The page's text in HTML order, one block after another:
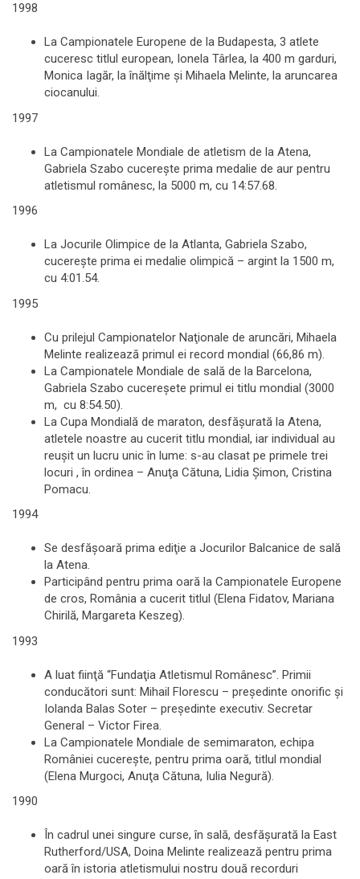
1998
La Campionatele Europene de la Budapesta, 3 atlete
cuceresc titlul european, Ionela Târlea, la 400 m garduri,
Monica Iagăr, la înălţime şi Mihaela Melinte, la aruncarea
ciocanului.
1997
La Campionatele Mondiale de atletism de la Atena,
Gabriela Szabo cucereşte prima medalie de aur pentru
atletismul românesc, la 5000 m, cu 14:57.68.
1996
La Jocurile Olimpice de la Atlanta, Gabriela Szabo,
cucereşte prima ei medalie olimpică – argint la 1500 m,
cu 4:01.54.
1995
Cu prilejul Campionatelor Naţionale de aruncări, Mihaela
Melinte realizează primul ei record mondial (66,86 m).
La Campionatele Mondiale de sală de la Barcelona,
Gabriela Szabo cucereşete primul ei titlu mondial (3000
m, cu 8:54.50).
La Cupa Mondială de maraton, desfăşurată la Atena,
atletele noastre au cucerit titlu mondial, iar individual au
reuşit un lucru unic în lume: s-au clasat pe primele trei
locuri , în ordinea – Anuţa Cătuna, Lidia Şimon, Cristina
Pomacu.
1994
Se desfăşoară prima ediţie a Jocurilor Balcanice de sală
la Atena.
Participând pentru prima oară la Campionatele Europene
de cros, România a cucerit titlul (Elena Fidatov, Mariana
Chirilă, Margareta Keszeg).
1993
A luat fiinţă “Fundaţia Atletismul Românesc”. Primii
conducători sunt: Mihail Florescu – preşedinte onorific şi
Iolanda Balas Soter – preşedinte executiv. Secretar
General – Victor Firea.
La Campionatele Mondiale de semimaraton, echipa
României cucereşte, pentru prima oară, titlul mondial
(Elena Murgoci, Anuţa Cătuna, Iulia Negură).
1990
În cadrul unei singure curse, în sală, desfăşurată la East
Rutherford/USA, Doina Melinte realizează pentru prima
oară în istoria atletismului nostru două recorduri